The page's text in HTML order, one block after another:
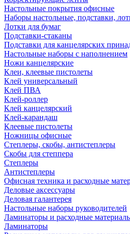
Настольные покрытия офисные
Наборы настольные, подставки,
Лотки для бумаг
Подставки-стаканы
Подставки для канцелярских
Настольные наборы с наполнением
Ножи канцелярские
Клеи, клеевые пистолеты
Клей универсальный
Клей ПВА
Клей-роллер
Клей канцелярский
Клей-карандаш
Клеевые пистолеты
Ножницы офисные
Степлеры, скобы, антистеплеры
Скобы для степпера
Степлеры
Антистеплеры
Офисная техника и расходные
Деловые аксессуары
Деловая галантерея
Настольные наборы руководителей
Ламинаторы и расходные
Ламинаторы